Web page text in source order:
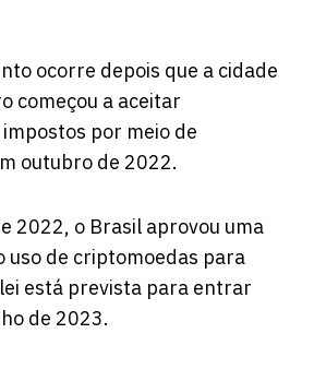
ocorre depois que a cidade
começou a aceitar
por meio de
outubro de 2022.
2022, o Brasil aprovou uma
uso de criptomoedas para
está prevista para entrar
de 2023.